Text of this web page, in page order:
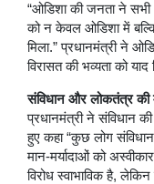
“ओडिशा की जनता ने सभी
को न केवल ओडिशा में बल्कि
मिला.” प्रधानमंत्री ने
विरासत की भव्यता को याद
संविधान और लोकतंत्र की
प्रधानमंत्री ने संविधान
हुए कहा “कुछ लोग
मान-मर्यादाओं को
विरोध स्वाभाविक है,